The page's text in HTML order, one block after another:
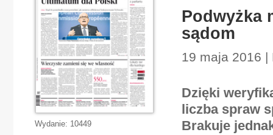
Podwyżka
sądom
19 maja 2016 |
Dzięki
liczba spraw
Brakuje
Wydanie: 10449